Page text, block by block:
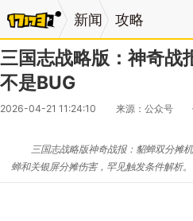
新闻 攻略
三国志战略版：神奇战
不是BUG
2026-04-21 11:24:10 来源：公众号
三国志战略版神奇战报：貂蝉双分摊
蝉和关银屏分摊伤害，罕见触发条件解析